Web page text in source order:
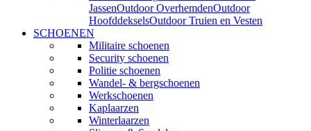
JassenOutdoor OverhemdenOutdoor
HoofddekselsOutdoor Truien en Vesten
SCHOENEN
Militaire schoenen
Security schoenen
Politie schoenen
Wandel- & bergschoenen
Werkschoenen
Kaplaarzen
Winterlaarzen